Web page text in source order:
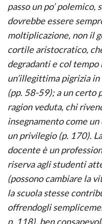
passo un po’ polemico,
dovrebbe essere
moltiplicazione, non il
cortile aristocratico,
degradanti e col
un’illegittima pigrizia
(pp. 58-59); a un certo
ragion veduta, chi
insegnamento come
un privilegio (p. 170).
docente è un
riserva agli studenti
(possono cambiare la
la scuola stesse
offrendogli
p. 118), ben